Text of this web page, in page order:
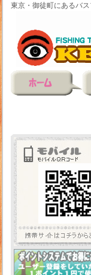
東京・御徒町にあるバ